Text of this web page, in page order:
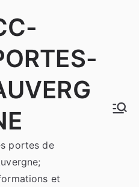
portes de
et